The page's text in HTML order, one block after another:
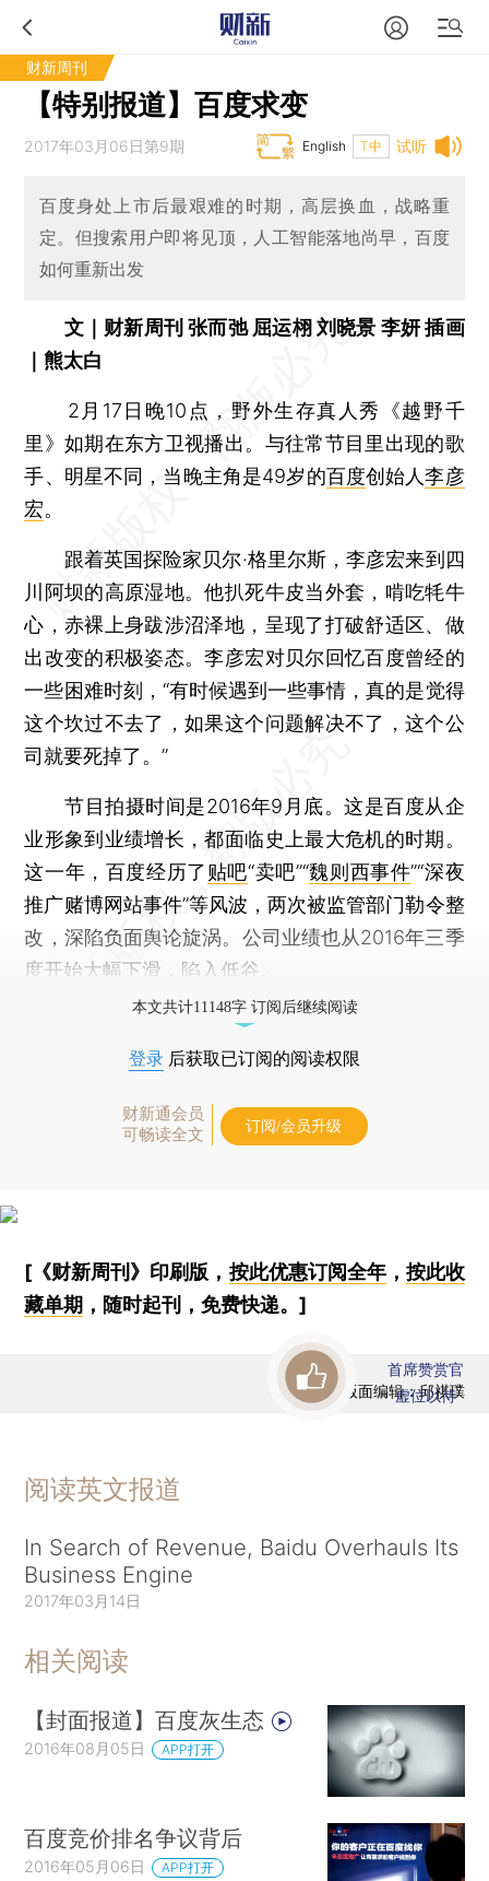
财新周刊
【特别报道】百度求变
试听
2017年03月06日第9期 T中
English
百度身处上市后最艰难的时期，高层换血，战略重
定。但搜索用户即将见顶，人工智能落地尚早，百度
如何重新出发
文｜财新周刊 张而弛 屈运栩 刘晓景 李妍 插画
｜熊太白
2月17日晚10点，野外生存真人秀《越野千
里》如期在东方卫视播出。与往常节目里出现的歌
手、明星不同，当晚主角是49岁的百度创始人李彦
宏。
跟着英国探险家贝尔·格里尔斯，李彦宏来到四
川阿坝的高原湿地。他扒死牛皮当外套，啃吃牦牛
心，赤裸上身跋涉沼泽地，呈现了打破舒适区、做
出改变的积极姿态。李彦宏对贝尔回忆百度曾经的
一些困难时刻，“有时候遇到一些事情，真的是觉得
这个坎过不去了，如果这个问题解决不了，这个公
司就要死掉了。”
节目拍摄时间是2016年9月底。这是百度从企
业形象到业绩增长，都面临史上最大危机的时期。
这一年，百度经历了贴吧“卖吧”“魏则西事件”“深夜
推广赌博网站事件”等风波，两次被监管部门勒令整
改，深陷负面舆论旋涡。公司业绩也从2016年三季
度开始大幅下滑，陷入低谷。
本文共计11148字 订阅后继续阅读
登录 后获取已订阅的阅读权限
财新通会员
可畅读全文
订阅/会员升级
[《财新周刊》印刷版， 按此优惠订阅全年， 按此收
藏单期 ，随时起刊，免费快递。]
版面编辑：邱祺璞
首席赞赏官
虚位以待
阅读英文报道
In Search of Revenue, Baidu Overhauls Its
Business Engine
2017年03月14日
相关阅读
【封面报道】百度灰生态
2016年08月05日 APP打开
百度竞价排名争议背后
2016年05月06日 APP打开